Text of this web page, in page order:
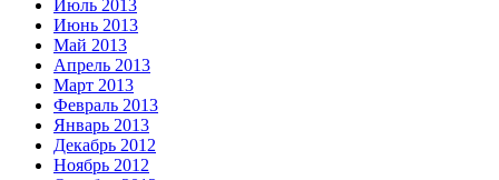
Июль 2013
Июнь 2013
Май 2013
Апрель 2013
Март 2013
Февраль 2013
Январь 2013
Декабрь 2012
Ноябрь 2012